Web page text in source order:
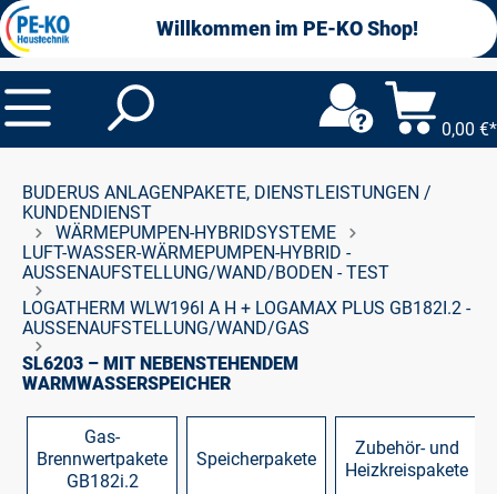
springen Willkommen im PE-KO Shop!
0,00 €*
BUDERUS ANLAGENPAKETE, DIENSTLEISTUNGEN /
KUNDENDIENST
WÄRMEPUMPEN-HYBRIDSYSTEME
LUFT-WASSER-WÄRMEPUMPEN-HYBRID -
AUSSENAUFSTELLUNG/WAND/BODEN - TEST
LOGATHERM WLW196I A H + LOGAMAX PLUS GB182I.2 -
AUSSENAUFSTELLUNG/WAND/GAS
SL6203 – MIT NEBENSTEHENDEM
WARMWASSERSPEICHER
Gas-
Brennwertpakete
GB182i.2
Speicherpakete
Zubehör- und
Heizkreispakete